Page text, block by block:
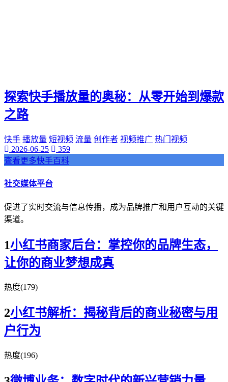
探索快手播放量的奥秘：从零开始到爆款
之路
快手 播放量 短视频 流量 创作者 视频推广 热门视频
2026-06-25
359
查看更多快手百科
社交媒体平台
促进了实时交流与信息传播，成为品牌推广和用户互动的关键
渠道。
1小红书商家后台：掌控你的品牌生态，
让你的商业梦想成真
热度(179)
2小红书解析：揭秘背后的商业秘密与用
户行为
热度(196)